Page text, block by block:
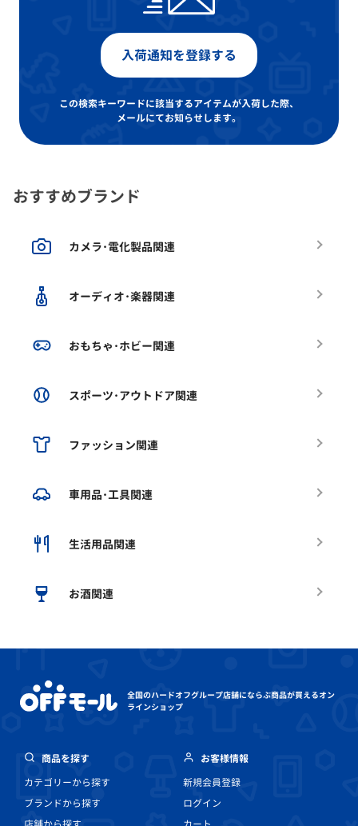
入荷通知を登録する
この検索キーワードに該当するアイテムが入荷した際、
メールにてお知らせします。
おすすめブランド
カメラ･電化製品関連
オーディオ･楽器関連
おもちゃ･ホビー関連
スポーツ･アウトドア関連
ファッション関連
車用品･工具関連
生活用品関連
お酒関連
全国のハードオフグループ店舗にならぶ商品が買えるオン
ラインショップ
商品を探す
カテゴリーから探す
ブランドから探す
お客様情報
新規会員登録
ログイン